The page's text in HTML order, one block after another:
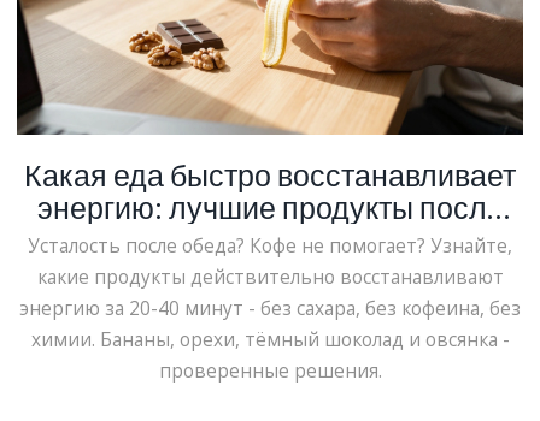
Какая еда быстро восстанавливает
энергию: лучшие продукты после
усталости
Усталость после обеда? Кофе не помогает? Узнайте,
какие продукты действительно восстанавливают
энергию за 20-40 минут - без сахара, без кофеина, без
химии. Бананы, орехи, тёмный шоколад и овсянка -
проверенные решения.